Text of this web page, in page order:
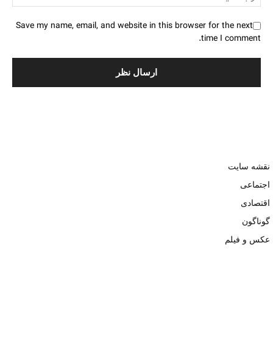
Save my name, email, and website in this browser for the next
time I comment.
نقشه سایت
اجتماعی
اقتصادی
گوناگون
عکس و فیلم